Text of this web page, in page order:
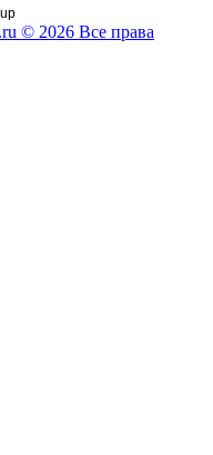
© 2026 Все права